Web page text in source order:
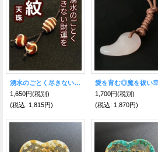
湧水のごとく尽きない財運を！水紋 三つの天珠めのうストラップ
1,650円(税別)
(税込: 1,815円)
1,700円(税別)
(税込: 1,870円)